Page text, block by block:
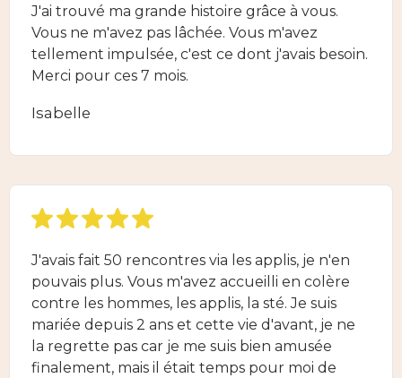
J'ai trouvé ma grande histoire grâce à vous.
Vous ne m'avez pas lâchée. Vous m'avez
tellement impulsée, c'est ce dont j'avais besoin.
Merci pour ces 7 mois.
Isabelle
J'avais fait 50 rencontres via les applis, je n'en
pouvais plus. Vous m'avez accueilli en colère
contre les hommes, les applis, la sté. Je suis
mariée depuis 2 ans et cette vie d'avant, je ne
la regrette pas car je me suis bien amusée
finalement, mais il était temps pour moi de